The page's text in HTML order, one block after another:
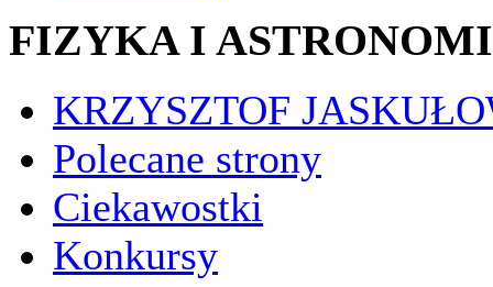
FIZYKA I
KRZYSZTOF
Polecane strony
Ciekawostki
Konkursy